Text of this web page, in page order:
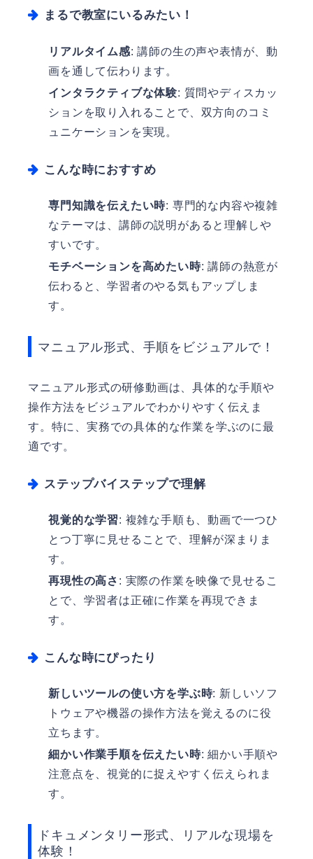
まるで教室にいるみたい！
リアルタイム感: 講師の生の声や表情が、動
画を通して伝わります。
インタラクティブな体験: 質問やディスカッ
ションを取り入れることで、双方向のコミ
ュニケーションを実現。
こんな時におすすめ
専門知識を伝えたい時: 専門的な内容や複雑
なテーマは、講師の説明があると理解しや
すいです。
モチベーションを高めたい時: 講師の熱意が
伝わると、学習者のやる気もアップしま
す。
マニュアル形式、手順をビジュアルで！
マニュアル形式の研修動画は、具体的な手順や
操作方法をビジュアルでわかりやすく伝えま
す。特に、実務での具体的な作業を学ぶのに最
適です。
ステップバイステップで理解
視覚的な学習: 複雑な手順も、動画で一つひ
とつ丁寧に見せることで、理解が深まりま
す。
再現性の高さ : 実際の作業を映像で見せるこ
とで、学習者は正確に作業を再現できま
す。
こんな時にぴったり
新しいツールの使い方を学ぶ時: 新しいソフ
トウェアや機器の操作方法を覚えるのに役
立ちます。
細かい作業手順を伝えたい時: 細かい手順や
注意点を、視覚的に捉えやすく伝えられま
す。
ドキュメンタリー形式、リアルな現場を
体験！